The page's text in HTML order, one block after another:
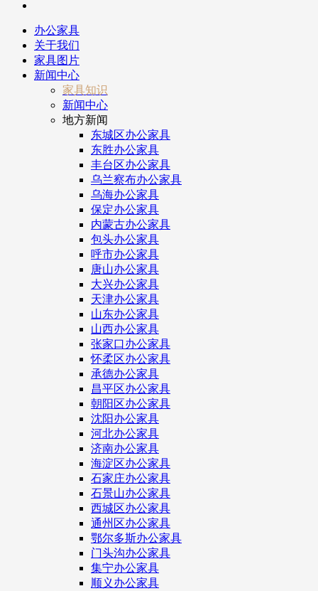
办公家具
关于我们
家具图片
新闻中心
家具知识
新闻中心
地方新闻
东城区办公家具
东胜办公家具
丰台区办公家具
乌兰察布办公家具
乌海办公家具
保定办公家具
内蒙古办公家具
包头办公家具
呼市办公家具
唐山办公家具
大兴办公家具
天津办公家具
山东办公家具
山西办公家具
张家口办公家具
怀柔区办公家具
承德办公家具
昌平区办公家具
朝阳区办公家具
沈阳办公家具
河北办公家具
济南办公家具
海淀区办公家具
石家庄办公家具
石景山办公家具
西城区办公家具
通州区办公家具
鄂尔多斯办公家具
门头沟办公家具
集宁办公家具
顺义办公家具